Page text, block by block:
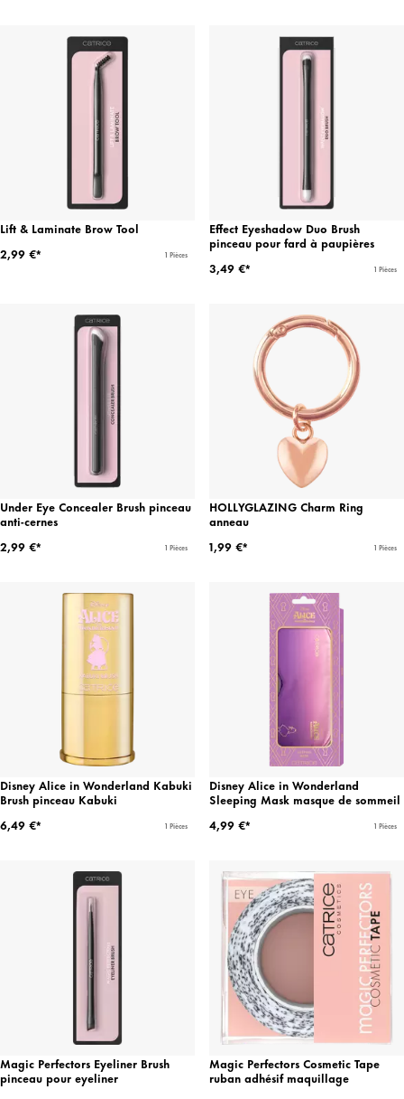
Lift & Laminate Brow Tool
2,99 €*
1 Pièces
Effect Eyeshadow Duo Brush
pinceau pour fard à paupières
3,49 €*
1 Pièces
Under Eye Concealer Brush pinceau
anti-cernes
2,99 €*
1 Pièces
HOLLYGLAZING Charm Ring
anneau
1,99 €*
1 Pièces
Disney Alice in Wonderland Kabuki
Brush pinceau Kabuki
6,49 €*
1 Pièces
Disney Alice in Wonderland
Sleeping Mask masque de sommeil
4,99 €*
1 Pièces
Magic Perfectors Eyeliner Brush
pinceau pour eyeliner
Magic Perfectors Cosmetic Tape
ruban adhésif maquillage